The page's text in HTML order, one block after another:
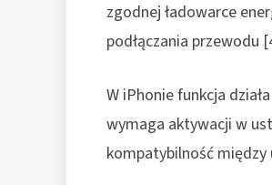
zgodnej ładowarce
podłączania przewodu
W iPhonie funkcja
wymaga aktywacji w
kompatybilność